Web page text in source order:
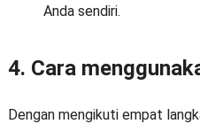
Anda sendiri.
4. Cara
Dengan mengikuti empat